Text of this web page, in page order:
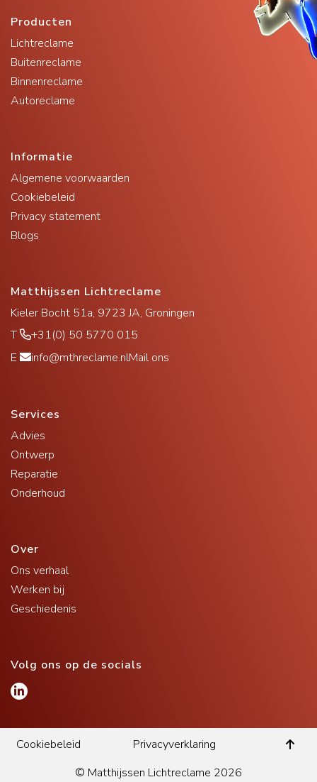
Producten
Lichtreclame
Buitenreclame
Binnenreclame
Autoreclame
Informatie
Algemene voorwaarden
Cookiebeleid
Privacy statement
Blogs
Matthijssen Lichtreclame
Kieler Bocht 51a, 9723 JA, Groningen
T
+31(0) 50 5770 015
E
info@mthreclame.nlMail ons
Services
Advies
Ontwerp
Reparatie
Onderhoud
Over
Ons verhaal
Werken bij
Geschiedenis
Volg ons op de socials
© Matthijssen Lichtreclame 2026
Cookiebeleid Privacyverklaring